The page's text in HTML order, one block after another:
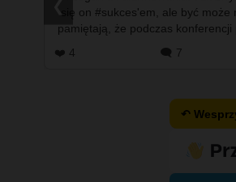
powiatów chełmskiego i
z #Chełm'a prowadzili pościg za
nissana qashqaia, …
❤️ 77 🗨️ 15
❮
↶